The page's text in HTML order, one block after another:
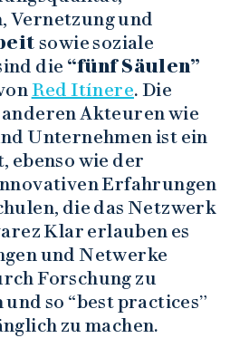
Vernetzung und
sowie soziale
die “fünf Säulen”
Red Itínere. Die
Akteuren wie
Unternehmen ist ein
ebenso wie der
Erfahrungen
die das Netzwerk
Klar erlauben es
und Netwerke
Forschung zu
so “best practices”
zu machen.